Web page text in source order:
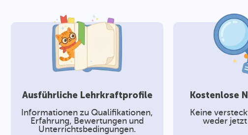
Albanisch
Altgriechisch
Anatomie
Ausführliche Lehrkraftprofile
Informationen zu Qualifikationen,
Erfahrung, Bewertungen und
Unterrichtsbedingungen.
Kostenlose
Keine
weder jetzt